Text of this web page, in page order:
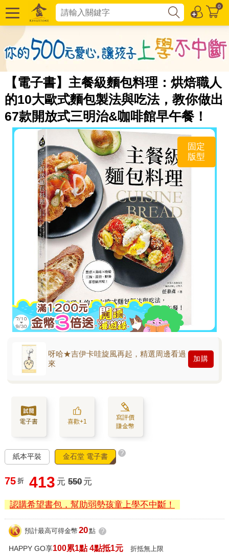
0
【電子書】主餐級麵包料理：烘焙職人
的10大歐式麵包製法與吃法，教你做出
67款開放式三明治&咖啡館早午餐！
固定
版型
呀哈★吉伊卡哇旋風再起，精選周邊看過
來
加購
電子書 喜歡+1
寫評價
賺金幣
紙本平裝 金石堂 電子書 ?
75 折 413 元 550 元
認購希望書包，幫助弱勢孩童上學不中斷！
預計最高可得金幣 20點 ?
HAPPY GO享100累1點 4點抵1元 折抵無上限